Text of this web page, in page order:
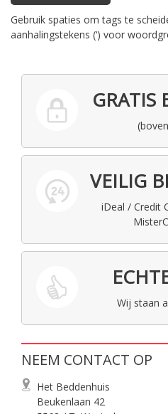
Gebruik spaties om tags te
aanhalingstekens (‘) voor
GRATIS
VEILIG
iDeal / Credit
Wij staan
NEEM CONTACT OP
Het Beddenhuis
Beukenlaan 42